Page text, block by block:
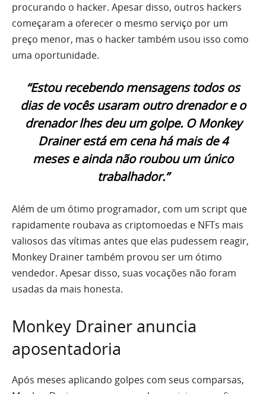
procurando o hacker. Apesar disso, outros hackers
começaram a oferecer o mesmo serviço por um
preço menor, mas o hacker também usou isso como
uma oportunidade.
“Estou recebendo mensagens todos os
dias de vocês usaram outro drenador e o
drenador lhes deu um golpe. O Monkey
Drainer está em cena há mais de 4
meses e ainda não roubou um único
trabalhador.”
Além de um ótimo programador, com um script que
rapidamente roubava as criptomoedas e NFTs mais
valiosos das vítimas antes que elas pudessem reagir,
Monkey Drainer também provou ser um ótimo
vendedor. Apesar disso, suas vocações não foram
usadas da mais honesta.
Monkey Drainer anuncia
aposentadoria
Após meses aplicando golpes com seus comparsas,